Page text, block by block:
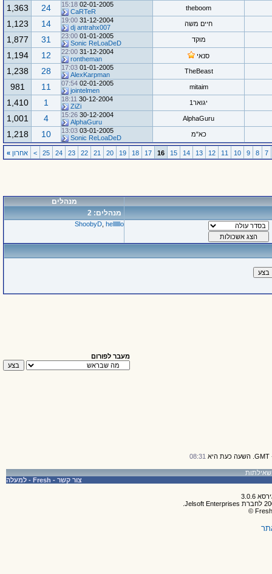
theboom
02-01-2005
15:18
CaRTeR
24
1,363
חיים משה 31-12-2004
19:00
dj antrahx007
14
1,123
מוקד 01-01-2005
23:00
Sonic ReLoaDeD
31
1,877
סנאי
31-12-2004
22:00
rontheman
12
1,194
TheBeast
01-01-2005
17:03
AlexKarpman
28
1,238
mitaim
02-01-2005
07:54
jointelmen
11
981
יגואר1 30-12-2004
18:11
ZiZi
1
1,410
AlphaGuru
30-12-2004
15:26
AlphaGuru
4
1,001
כא"מ 03-01-2005
13:03
Sonic ReLoaDeD
10
1,218
7
8
9
10
11
12
13
14
15
16
17
18
19
20
21
22
23
24
25
> אחרון »
מנהלים
מנהלים: 2
ShoobyD hellllllo
מעבר לפורום
08:31
צור קשר -
Fresh
- למעלה